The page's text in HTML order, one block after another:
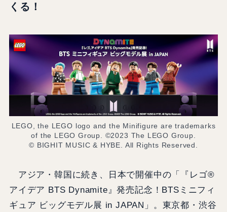
くる！
LEGO, the LEGO logo and the Minifigure are trademarks
of the LEGO Group. ©2023 The LEGO Group.
© BIGHIT MUSIC & HYBE. All Rights Reserved.
アジア・韓国に続き、日本で開催中の「『レゴ®
アイデア BTS Dynamite』発売記念！BTSミニフィ
ギュア ビッグモデル展 in JAPAN」。東京都・渋谷